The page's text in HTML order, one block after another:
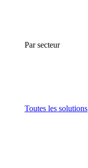
Par secteur
Toutes les solutions